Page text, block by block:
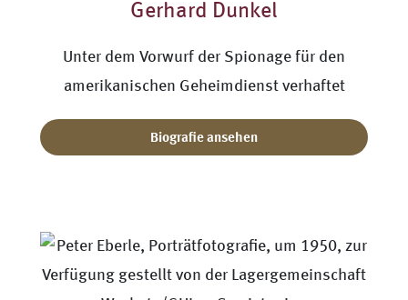
Gerhard Dunkel
Unter dem Vorwurf der Spionage für den
amerikanischen Geheimdienst verhaftet
Biografie ansehen